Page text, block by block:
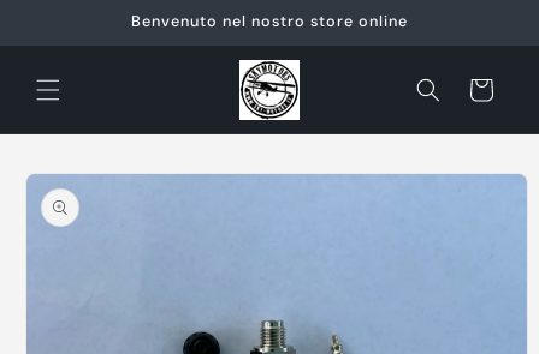
ai contenuti
Benvenuto nel nostro store online
Carrello
Passa alle
informazioni
sul prodotto